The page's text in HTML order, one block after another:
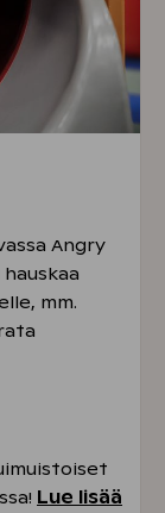
Angry
mm.
Lue lisää